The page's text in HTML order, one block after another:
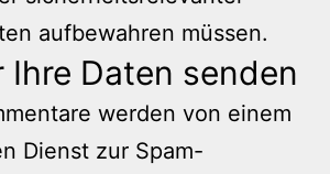
aufbewahren müssen.
Ihre Daten senden
werden von einem
Dienst zur Spam-